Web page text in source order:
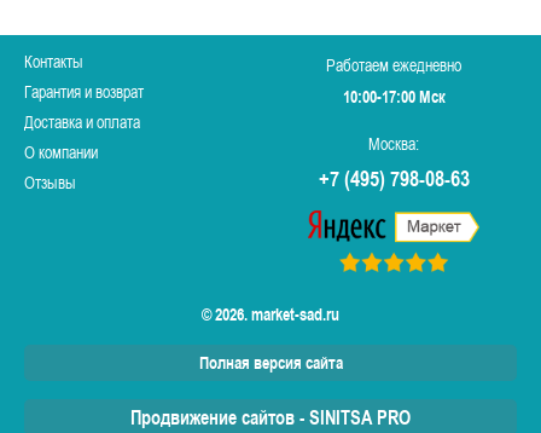
Контакты
Гарантия и возврат
Доставка и оплата
О компании
Отзывы
Работаем ежедневно
10:00-17:00 Мск
Москва:
+7 (495) 798-08-63
© 2026. market-sad.ru
Полная версия сайта
Продвижение сайтов - SINITSA PRO